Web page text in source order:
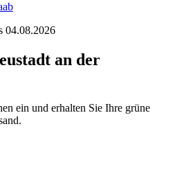
04.08.2026
an der
ein und erhalten Sie Ihre grüne